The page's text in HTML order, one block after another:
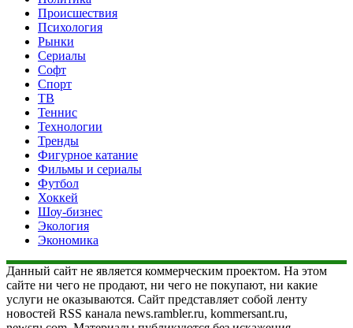
Происшествия
Психология
Рынки
Сериалы
Софт
Спорт
ТВ
Теннис
Технологии
Тренды
Фигурное катание
Фильмы и сериалы
Футбол
Хоккей
Шоу-бизнес
Экология
Экономика
Данный сайт не является коммерческим проектом. На этом
сайте ни чего не продают, ни чего не покупают, ни какие
услуги не оказываются. Сайт представляет собой ленту
новостей RSS канала news.rambler.ru, kommersant.ru,